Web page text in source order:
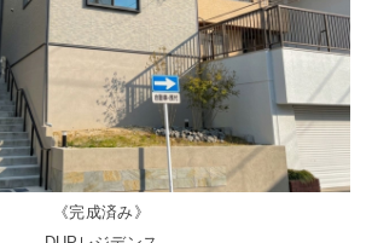
《完成済み》